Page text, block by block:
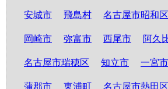
安城市 飛島村 名古屋市昭和区
岡崎市 弥富市 西尾市 阿久
名古屋市瑞穂区 知立市 一宮市
蒲郡市 東浦町 名古屋市熱田区